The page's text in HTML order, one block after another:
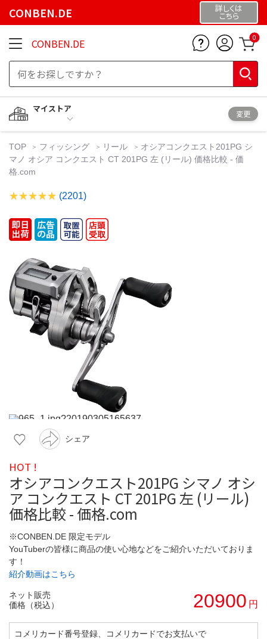
CONBEN.DE 詳しくは
こちら
CONBEN.DE 0
マイストア
変更
TOP フィッシング リール
オシアコンクエスト201PG シ
マノ オシア コンクエスト CT 201PG 左 (リール) 価格比較 - 価
格.com
(2201)
シェア
HOT !
オシアコンクエスト201PG シマノ オシ
ア コンクエスト CT 201PG 左 (リール)
価格比較 - 価格.com
※CONBEN.DE 限定モデル
YouTuberの皆様に商品の使い心地などをご紹介いただいておりま
す！
紹介動画はこちら
ネット販売
価格（税込）
20900 円
コメリカード番号登録、コメリカードでお支払いで